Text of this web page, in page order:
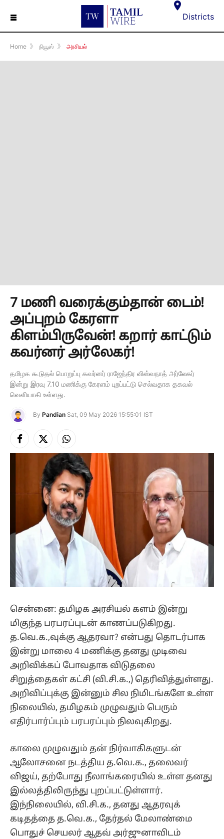
☰ Districts
Home 》 நியூஸ் 》 அரசியல்
7 மணி வரைக்கும்தான் டைம்!
அப்புறம் கேரளா
கிளம்பிருவேன்! கறார் காட்டும்
கவர்னர் அர்லேகர்!
தமிழக கூடுதல் பொறுப்பு கவர்னர் ராஜேந்திர விஸ்வநாத் அர்லேகர்
இன்று இரவு 7.10 மணிக்கு கேரளம் புறப்பட்டு செல்வதாக தகவல்
வெளியாகி உள்ளது.
By Pandian Sat, 09 May 2026 15:55:01 IST
Facebook
X
(Twitter)
Instagram
சென்னை: தமிழக அரசியல் களம் இன்று
மிகுந்த பரபரப்புடன் காணப்படுகிறது.
த.வெ.க.,வுக்கு ஆதரவா? என்பது தொடர்பாக
இன்று மாலை 4 மணிக்கு தனது முடிவை
அறிவிக்கப் போவதாக விடுதலை
சிறுத்தைகள் கட்சி (வி.சி.க.,) தெரிவித்துள்ளது.
அறிவிப்புக்கு இன்னும் சில நிமிடங்களே உள்ள
நிலையில், தமிழகம் முழுவதும் பெரும்
எதிர்பார்ப்பும் பரபரப்பும் நிலவுகிறது.
காலை முழுவதும் தன் நிர்வாகிகளுடன்
ஆலோசனை நடத்திய த.வெ.க., தலைவர்
விஜய், தற்போது நீலாங்கரையில் உள்ள தனது
இல்லத்திலிருந்து புறப்பட்டுள்ளார்.
இந்நிலையில், வி.சி.க., தனது ஆதரவுக்
கடிதத்தை த.வெ.க., தேர்தல் மேலாண்மை
பொதுச் செயலர் ஆதவ் அர்ஜுனாவிடம்